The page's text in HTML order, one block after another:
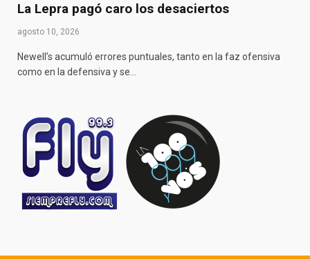
La Lepra pagó caro los desaciertos
agosto 10, 2026
Newell’s acumuló errores puntuales, tanto en la faz ofensiva
como en la defensiva y se…